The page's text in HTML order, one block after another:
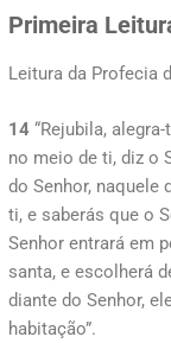
Primeira
Leitura da Profecia
14 “Rejubila,
no meio de ti, diz o
do Senhor, naquele
ti, e saberás que o
Senhor entrará em
santa, e escolherá
diante do Senhor,
habitação”.